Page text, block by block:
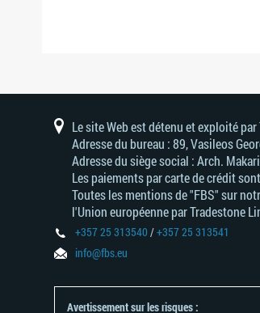
Le site Web est détenu et exploité
Adresse du bureau : 89, Vasileos
Adresse du siège social : Arch.
Les paiements par carte de crédit
Toutes les mentions de "FBS" sur
l'Union européenne par Tradestone
+357 25 313540/+357 25 313541
info@fbs.eu
Avertissement sur les risques :